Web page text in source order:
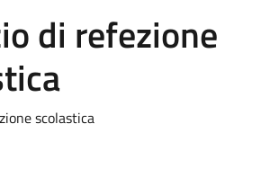
di refezione
scolastica